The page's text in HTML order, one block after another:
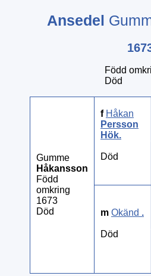
Ansedel
Född
Död
Gumme
Håkansson
Född
omkring
1673
Död
f Håkan
Persson
Hök.
Död
m Okänd .
Död